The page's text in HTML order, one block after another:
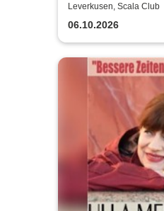
EU Tour 2026
Leverkusen, Scala Club
06.10.2026